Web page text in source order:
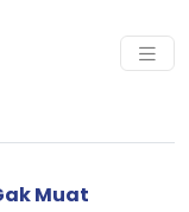
Muat